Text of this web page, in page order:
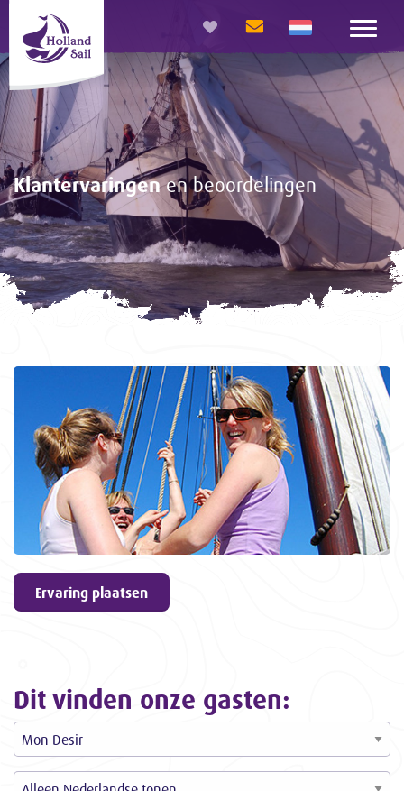
Klantervaringenen beoordelingen
9,6
Gasten
geven
ons een
3057
ervaringen
Ervaring plaatsen
Dit vinden onze gasten: